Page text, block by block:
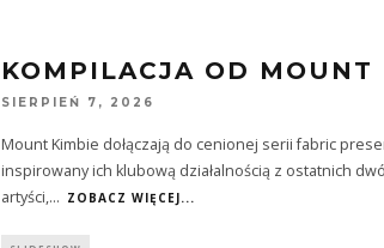
KOMPILACJA OD MOUNT
SIERPIEŃ 7, 2026
Mount Kimbie dołączają do cenionej serii fabric
inspirowany ich klubową działalnością z ostatnich
artyści,... ZOBACZ WIĘCEJ...